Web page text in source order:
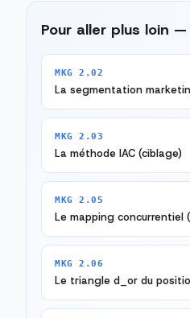
Pour aller plus loin
MKG 2.02
La segmentation
MKG 2.03
La méthode IAC (ciblage)
MKG 2.05
Le mapping concurrentiel
MKG 2.06
Le triangle d_or du